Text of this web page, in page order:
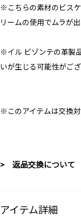
※こちらの素材のビス
リームの使用でムラが
※イル ビゾンテの革製
いが生じる可能性がご
※このアイテムは交換
> 返品交換について
アイテム詳細